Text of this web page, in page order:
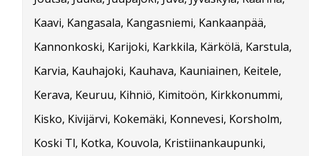
Kaavi, Kangasala, Kangasniemi, Kankaanpää,
Kannonkoski, Karijoki, Karkkila, Kärkölä, Karstula,
Karvia, Kauhajoki, Kauhava, Kauniainen, Keitele,
Kerava, Keuruu, Kihniö, Kimitoön, Kirkkonummi,
Kisko, Kivijärvi, Kokemäki, Konnevesi, Korsholm,
Koski Tl, Kotka, Kouvola, Kristiinankaupunki,